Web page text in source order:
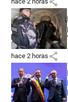
hace 2 horas share